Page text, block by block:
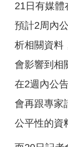
21日有媒體
預計2周內
析相關資料
會影響到相
在2週內公
會再跟專家
公平性的資